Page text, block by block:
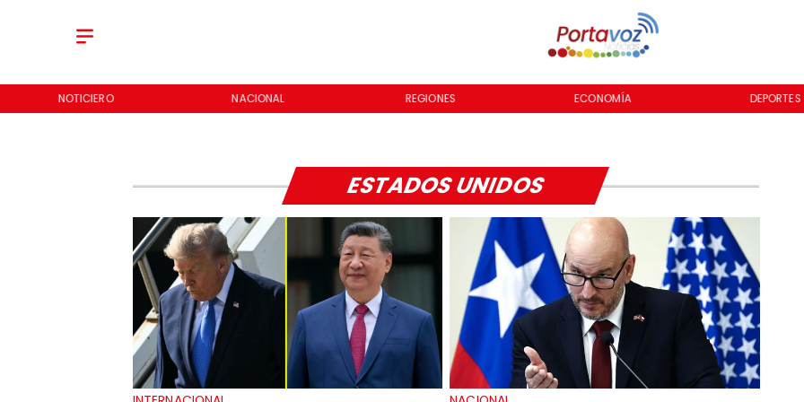
NOTICIERO NACIONAL REGIONES ECONOMÍA DEPORTES
ESTADOS UNIDOS